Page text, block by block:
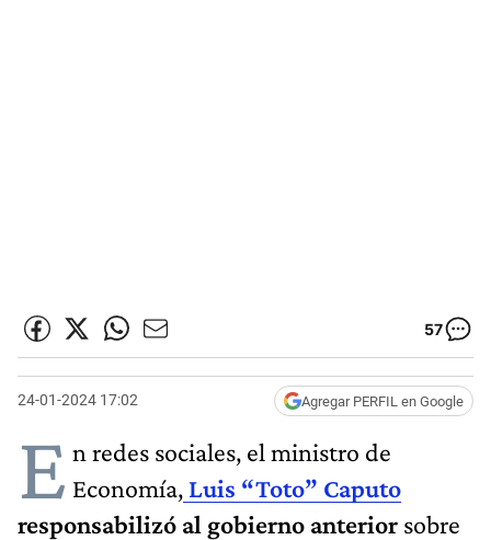
57
24-01-2024 17:02 Agregar PERFIL en Google
E n redes sociales, el ministro de
Economía, Luis “Toto” Caputo
responsabilizó al gobierno anterior sobre